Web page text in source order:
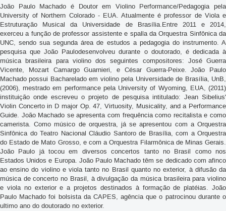
João Paulo Machado é Doutor em Violino Performance/Pedagogia pela
University of Northern Colorado - EUA. Atualmente é professor de Viola e
Estruturação Musical da Universidade de Brasília.Entre 2011 e 2014,
exerceu a função de professor assistente e spalla da Orquestra Sinfônica da
UNC, sendo sua segunda área de estudos a pedagogia do instrumento. A
pesquisa que João Paulodesenvolveu durante o doutorado, é dedicada à
música brasileira para violino dos seguintes compositores: José Guerra
Vicente, Mozart Camargo Guarnieri, e César Guerra-Peixe. João Paulo
Machado possui Bacharelado em violino pela Universidade de Brasília, UnB,
(2006), mestrado em performance pela University of Wyoming, EUA, (2011)
instituição onde escreveu o projeto de pesquisa intitulado: Jean Sibelius'
Violin Concerto in D major Op. 47, Virtuosity, Musicality, and a Performance
Guide. João Machado se apresenta com frequência como recitalista e como
camerista. Como músico de orquestra, já se apresentou com a Orquestra
Sinfônica do Teatro Nacional Cláudio Santoro de Brasília, com a Orquestra
do Estado de Mato Grosso, e com a Orquestra Filarmônica de Minas Gerais.
João Paulo já tocou em diversos concertos tanto no Brasil como nos
Estados Unidos e Europa. João Paulo Machado têm se dedicado com afinco
ao ensino do violino e viola tanto no Brasil quanto no exterior, à difusão da
música de concerto no Brasil, à divulgação da música brasileira para violino
e viola no exterior e a projetos destinados à formação de platéias. João
Paulo Machado foi bolsista da CAPES, agência que o patrocinou durante o
ultimo ano do doutorado no exterior.